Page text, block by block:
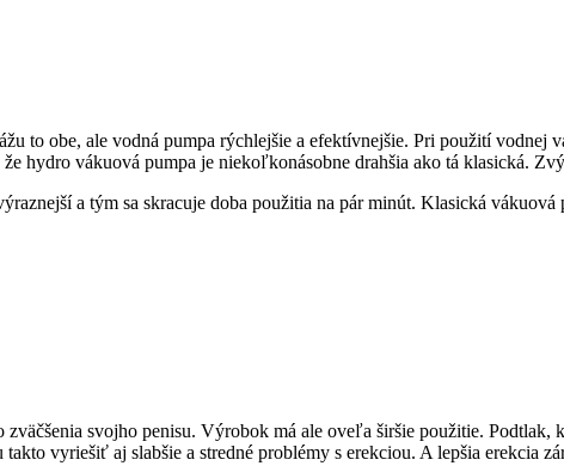
to obe, ale vodná pumpa rýchlejšie a efektívnejšie. Pri použití vodnej
hydro vákuová pumpa je niekoľkonásobne drahšia ako tá klasická.
a tým sa skracuje doba použitia na pár minút. Klasická vákuová
svojho penisu. Výrobok má ale oveľa širšie použitie. Podtlak,
vyriešiť aj slabšie a stredné problémy s erekciou. A lepšia erekcia